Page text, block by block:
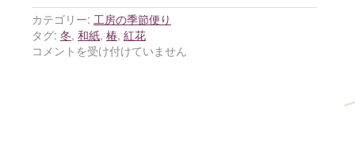
カテゴリー: 工房の季節便り
タグ: 冬, 和紙, 椿, 紅花
コメントを受け付けていません